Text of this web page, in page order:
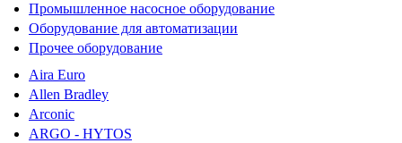
Промышленное насосное оборудование
Оборудование для автоматизации
Прочее оборудование
Aira Euro
Allen Bradley
Arconic
ARGO - HYTOS